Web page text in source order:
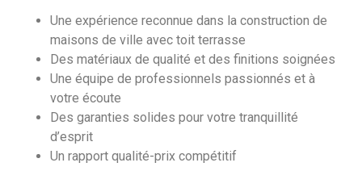
Une expérience reconnue dans la construction de
maisons de ville avec toit terrasse
Des matériaux de qualité et des finitions soignées
Une équipe de professionnels passionnés et à
votre écoute
Des garanties solides pour votre tranquillité
d’esprit
Un rapport qualité-prix compétitif